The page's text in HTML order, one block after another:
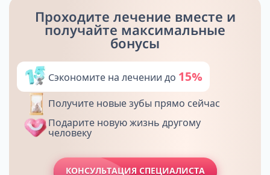
Проходите лечение вместе и
получайте максимальные
бонусы
Сэкономите на лечении до 15%
Получите новые зубы прямо сейчас
Подарите новую жизнь другому
человеку
КОНСУЛЬТАЦИЯ СПЕЦИАЛИСТА